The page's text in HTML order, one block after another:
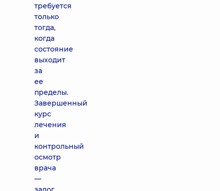
требуется
только
тогда,
когда
состояние
выходит
за
ее
пределы.
Завершенный
курс
лечения
и
контрольный
осмотр
врача
—